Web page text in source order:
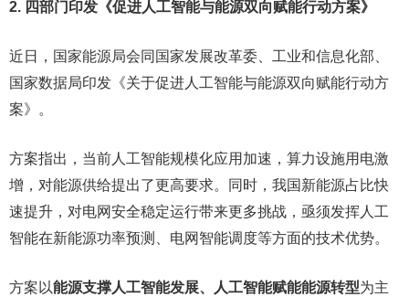
2. 四部门印发《促进人工智能与能源双向赋能行动方案》
近日，国家能源局会同国家发展改革委、工业和信息化部、
国家数据局印发《关于促进人工智能与能源双向赋能行动方
案》。
方案指出，当前人工智能规模化应用加速，算力设施用电激
增，对能源供给提出了更高要求。同时，我国新能源占比快
速提升，对电网安全稳定运行带来更多挑战，亟须发挥人工
智能在新能源功率预测、电网智能调度等方面的技术优势。
方案以能源支撑人工智能发展、人工智能赋能能源转型为主